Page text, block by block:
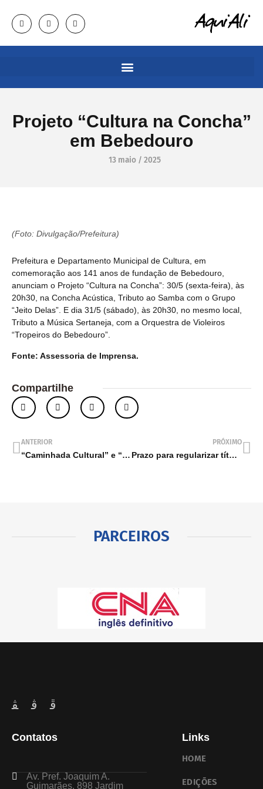
Projeto “Cultura na Concha”
em Bebedouro
13 maio / 2025
(Foto: Divulgação/Prefeitura)
Prefeitura e Departamento Municipal de Cultura, em
comemoração aos 141 anos de fundação de Bebedouro,
anunciam o Projeto “Cultura na Concha”: 30/5 (sexta-feira), às
20h30, na Concha Acústica, Tributo ao Samba com o Grupo
“Jeito Delas”. E dia 31/5 (sábado), às 20h30, no mesmo local,
Tributo a Música Sertaneja, com a Orquestra de Violeiros
“Tropeiros do Bebedouro”.
Fonte: Assessoria de Imprensa.
Compartilhe
ANTERIOR
“Caminhada Cultural” e “Visita Monitorada” em Bebedouro
PRÓXIMO
Prazo para regularizar título de eleitor termina segunda-feira
PARCEIROS
Contatos
Av. Pref. Joaquim A.
Guimarães, 898 Jardim
Links
HOME
EDIÇÕES